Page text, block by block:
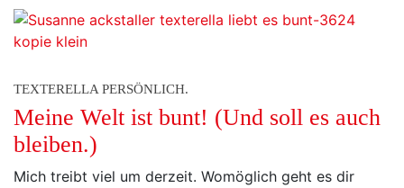
TEXTERELLA PERSÖNLICH.
Meine Welt ist bunt! (Und soll es auch
bleiben.)
Mich treibt viel um derzeit. Womöglich geht es dir